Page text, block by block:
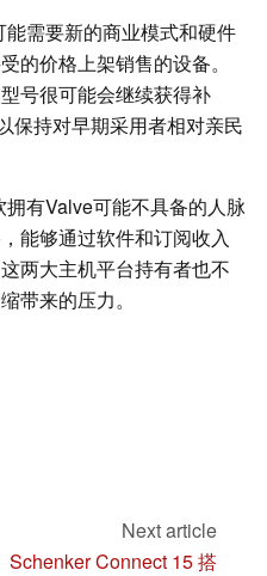
能需要新的商业模式和硬件
的价格上架销售的设备。
号很可能会继续获得补
保持对早期采用者相对亲民
有Valve可能不具备的人脉
能够通过软件和订阅收入
两大主机平台持有者也不
带来的压力。
Next article
Schenker Connect 15 搭